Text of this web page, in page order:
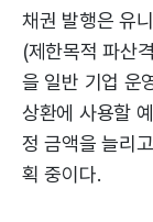
채권 발행은 유
(제한목적 파산
을 일반 기업 운
상환에 사용할
정 금액을 늘리
획 중이다.